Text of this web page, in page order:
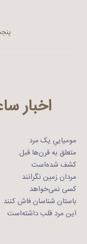
پنجشنبه
اخبار
مومیاییِ یک مرد
متعلق به قرن‌ها قبل
کشف شده‌است
مردان زمین نگرانند
کسی نمی‌خواهد
باستان شناسان فاش کنند
این مرد قلب داشته‌است